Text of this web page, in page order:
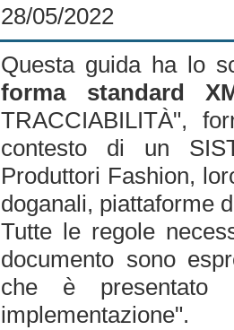
28/05/2022
Questa guida ha lo
forma standard
TRACCIABILITÀ",
contesto di un
Produttori Fashion,
doganali, piattaforme
Tutte le regole
documento sono
che è presentato
implementazione".